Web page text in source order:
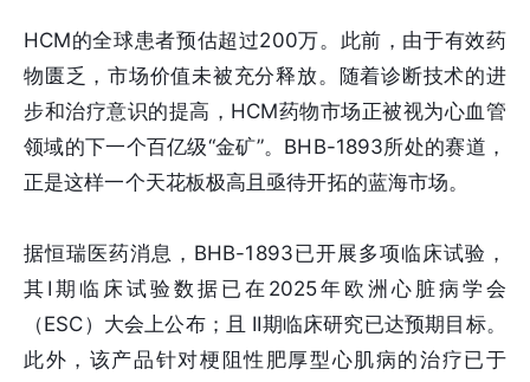
HCM的全球患者预估超过200万。此前，由于有效药
物匮乏，市场价值未被充分释放。随着诊断技术的进
步和治疗意识的提高，HCM药物市场正被视为心血管
领域的下一个百亿级“金矿”。BHB-1893所处的赛道，
正是这样一个天花板极高且亟待开拓的蓝海市场。
据恒瑞医药消息，BHB-1893已开展多项临床试验，
其I期临床试验数据已在2025年欧洲心脏病学会
（ESC）大会上公布；且 II期临床研究已达预期目标。
此外，该产品针对梗阻性肥厚型心肌病的治疗已于